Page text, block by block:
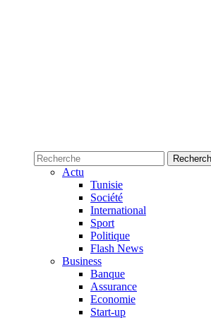
Actu
Tunisie
Société
International
Sport
Politique
Flash News
Business
Banque
Assurance
Economie
Start-up